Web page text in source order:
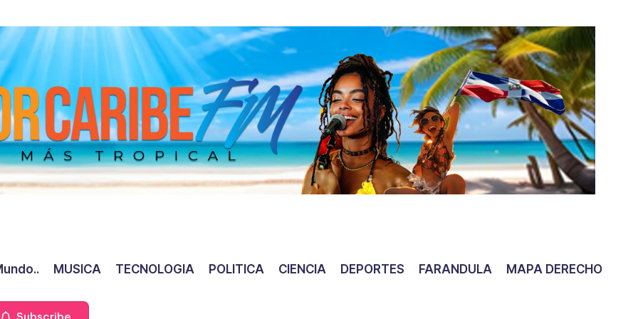
MUSICA TECNOLOGIA POLITICA CIENCIA DEPORTES FARANDULA MAPA DERECHO
Subscribe